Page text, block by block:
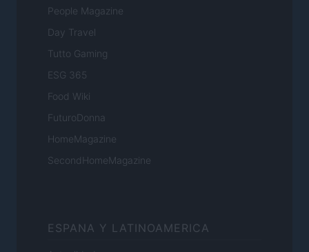
People Magazine
Day Travel
Tutto Gaming
ESG 365
Food Wiki
FuturoDonna
HomeMagazine
SecondHomeMagazine
ESPANA Y LATINOAMERICA